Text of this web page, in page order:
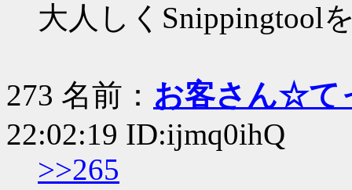
大人しくSnippingtool
273 名前： お客さん☆て
22:02:19 ID:ijmq0ihQ
>>265